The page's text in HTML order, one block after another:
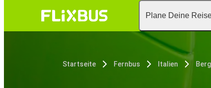
Plane Deine
Startseite Fernbus Italien